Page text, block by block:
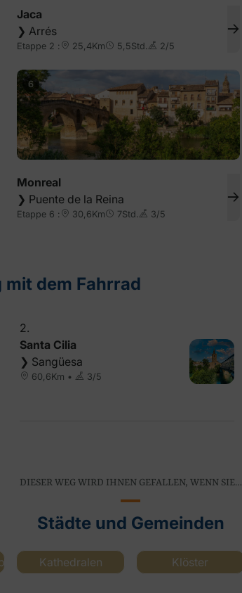
Jaca
❯ Arrés
Etappe 2 : 25,4Km 5,5Std. 2/5
6
Monreal
❯ Puente de la Reina
Etappe 6 : 30,6Km 7Std. 3/5
dem Fahrrad
2.
Santa Cilia
❯ Sangüesa
60,6Km • 3/5
DIESER WEG WIRD IHNEN GEFALLEN, WENN SIE…
Städte und Gemeinden
Kathedralen Klöster